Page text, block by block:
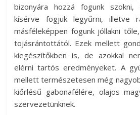
bizonyára hozzá fogunk
kísérve fogjuk legyűrni, illetve
másféleképpen fogunk jóllakni
tojásrántottától. Ezek mellett
kiegészítőkben is, de azokkal
elérni tartós eredményeket. A
mellett természetesen még
kiőrlésű gabonafélére, olajos
szervezetünknek.